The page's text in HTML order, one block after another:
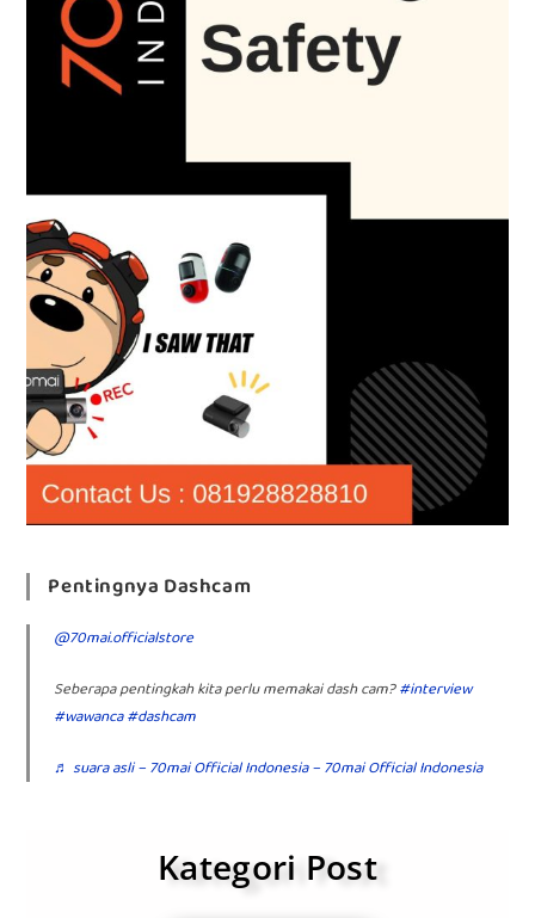
Pentingnya Dashcam
@70mai.officialstore
Seberapa pentingkah kita perlu memakai dash cam?#interview
#wawanca#dashcam
♬ suara asli – 70mai Official Indonesia – 70mai Official Indonesia
Kategori Post